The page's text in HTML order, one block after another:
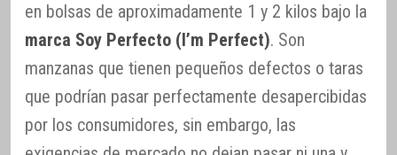
en bolsas de aproximadamente 1 y 2 kilos bajo la
marca Soy Perfecto (I’m Perfect). Son
manzanas que tienen pequeños defectos o taras
que podrían pasar perfectamente desapercibidas
por los consumidores, sin embargo, las